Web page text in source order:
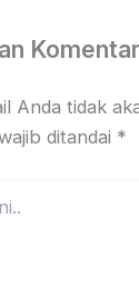
Komentar
Anda tidak
ditandai *